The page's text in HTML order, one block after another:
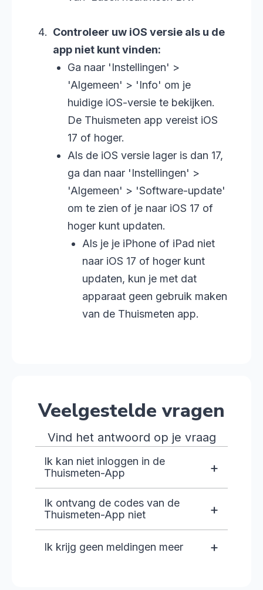
Controleer uw iOS versie als u de
app niet kunt vinden:
Ga naar 'Instellingen' >
'Algemeen' > 'Info' om je
huidige iOS-versie te bekijken.
De Thuismeten app vereist iOS
17 of hoger.
Als de iOS versie lager is dan 17,
ga dan naar 'Instellingen' >
'Algemeen' > 'Software-update'
om te zien of je naar iOS 17 of
hoger kunt updaten.
Als je je iPhone of iPad niet
naar iOS 17 of hoger kunt
updaten, kun je met dat
apparaat geen gebruik maken
van de Thuismeten app.
Veelgestelde vragen
Vind het antwoord op je vraag
Ik kan niet inloggen in de
Thuismeten-App
+
Ik ontvang de codes van de
Thuismeten-App niet
+
Ik krijg geen meldingen meer +